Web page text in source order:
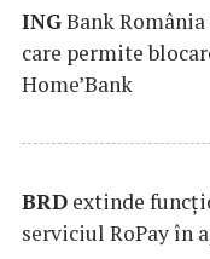
INGBank
care permite
Home’Bank
BRD extinde
serviciul RoPay în